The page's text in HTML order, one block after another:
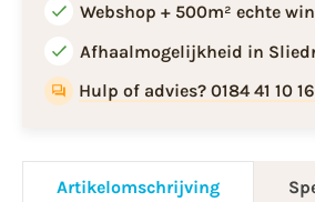
Webshop + 500m² echte
Afhaalmogelijkheid in
Hulp of advies? 0184 41 10 16
Artikelomschrijving